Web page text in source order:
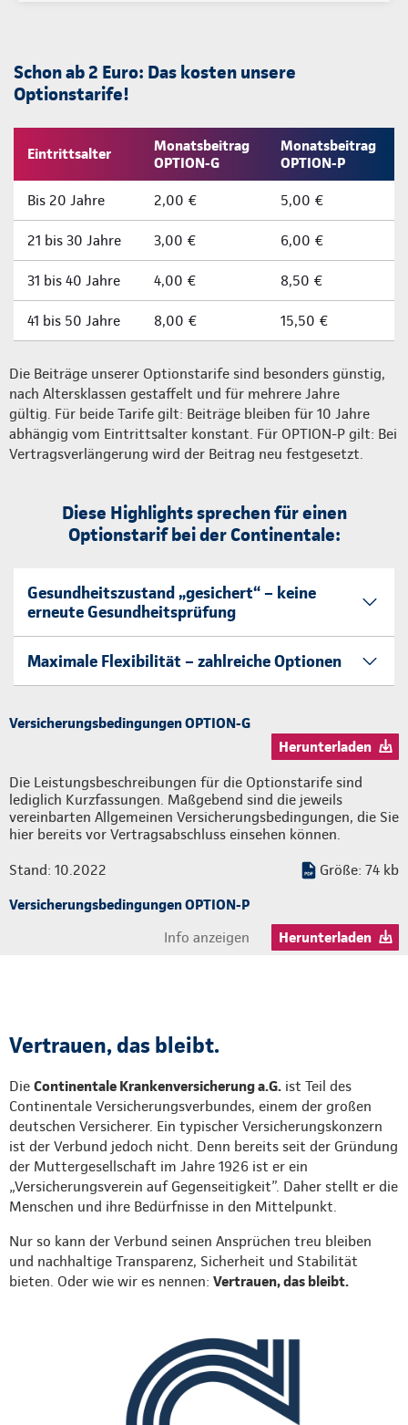
Schon ab 2 Euro: Das kosten unsere
Optionstarife!
Eintrittsalter
Monatsbeitrag
OPTION-G
Monatsbeitrag
OPTION-P
Bis 20 Jahre 2,00 € 5,00 €
21 bis 30 Jahre 3,00 € 6,00 €
31 bis 40 Jahre 4,00 € 8,50 €
41 bis 50 Jahre 8,00 € 15,50 €
Die Beiträge unserer Optionstarife sind besonders günstig,
nach Altersklassen gestaffelt und für mehrere Jahre
gültig. Für beide Tarife gilt: Beiträge bleiben für 10 Jahre
abhängig vom Eintrittsalter konstant. Für OPTION-P gilt: Bei
Vertragsverlängerung wird der Beitrag neu festgesetzt.
Diese Highlights sprechen für einen
Optionstarif bei der Continentale:
Gesundheitszustand „gesichert“ – keine
erneute Gesundheitsprüfung
Maximale Flexibilität – zahlreiche Optionen
Versicherungsbedingungen OPTION-G
Herunterladen
Die Leistungsbeschreibungen für die Optionstarife sind
lediglich Kurzfassungen. Maßgebend sind die jeweils
vereinbarten Allgemeinen Versicherungsbedingungen, die Sie
hier bereits vor Vertragsabschluss einsehen können.
Stand: 10.2022
Größe: 74 kb
Versicherungsbedingungen OPTION-P
Info anzeigen
Herunterladen
Vertrauen, das bleibt.
Die Continentale Krankenversicherung a.G. ist Teil des
Continentale Versicherungsverbundes, einem der großen
deutschen Versicherer. Ein typischer Versicherungskonzern
ist der Verbund jedoch nicht. Denn bereits seit der Gründung
der Muttergesellschaft im Jahre 1926 ist er ein
„Versicherungsverein auf Gegenseitigkeit”. Daher stellt er die
Menschen und ihre Bedürfnisse in den Mittelpunkt.
Nur so kann der Verbund seinen Ansprüchen treu bleiben
und nachhaltige Transparenz, Sicherheit und Stabilität
bieten. Oder wie wir es nennen: Vertrauen, das bleibt.